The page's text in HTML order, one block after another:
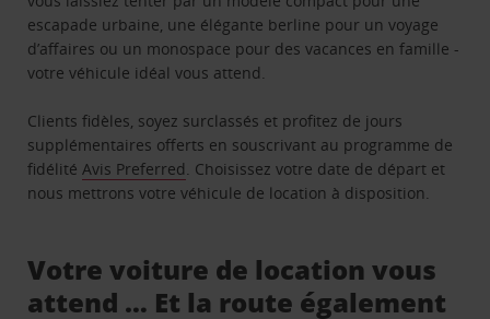
escapade urbaine, une élégante berline pour un voyage
d’affaires ou un monospace pour des vacances en famille -
votre véhicule idéal vous attend.
Clients fidèles, soyez surclassés et profitez de jours
supplémentaires offerts en souscrivant au programme de
fidélitéAvis Preferred. Choisissez votre date de départ et
nous mettrons votre véhicule de location à disposition.
Votre voiture de location vous
attend … Et la route également